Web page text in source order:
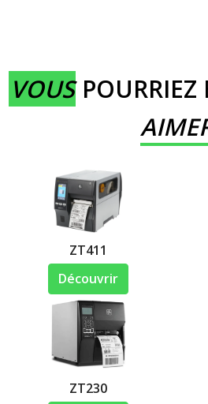
VOUSPOURRIEZ
ZT411
Découvrir
ZT230